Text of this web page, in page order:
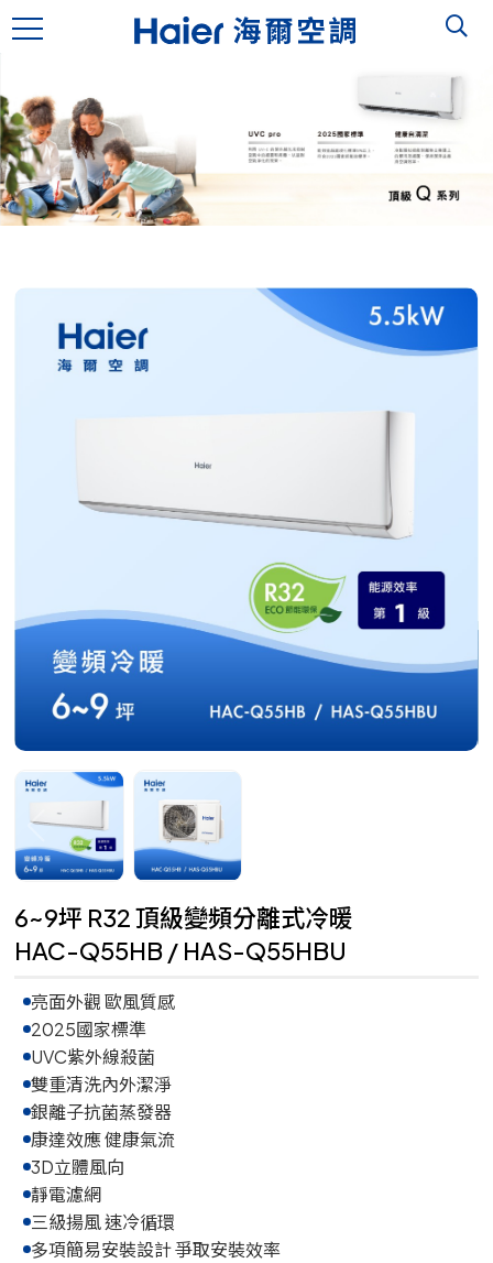
6~9坪 R32 頂級變頻分離式冷暖
HAC-Q55HB / HAS-Q55HBU
亮面外觀 歐風質感
2025國家標準
UVC紫外線殺菌
雙重清洗內外潔淨
銀離子抗菌蒸發器
康達效應 健康氣流
3D立體風向
靜電濾網
三級揚風 速冷循環
多項簡易安裝設計 爭取安裝效率